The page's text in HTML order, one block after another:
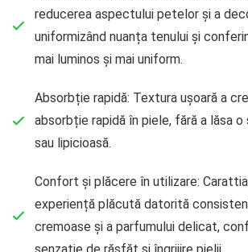
reducerea aspectului petelor și a
uniformizând nuanța tenului și
mai luminos și mai uniform.
Absorbție rapidă: Textura ușoară a
absorbție rapidă în piele, fără a lăsa o
sau lipicioasă.
Confort și plăcere în utilizare:
experiență plăcută datorită
cremoase și a parfumului delicat,